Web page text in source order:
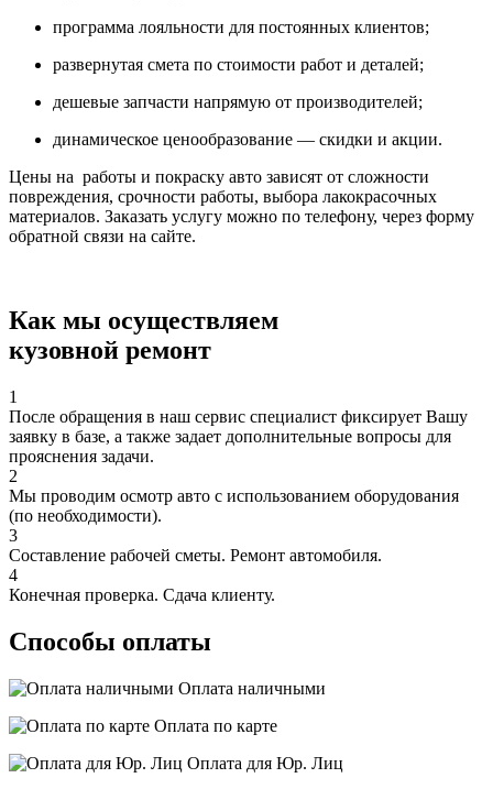
программа лояльности для постоянных клиентов;
развернутая смета по стоимости работ и деталей;
дешевые запчасти напрямую от производителей;
динамическое ценообразование — скидки и акции.
Цены на работы и покраску авто зависят от сложности
повреждения, срочности работы, выбора лакокрасочных
материалов. Заказать услугу можно по телефону, через форму
обратной связи на сайте.
Как мы осуществляем
кузовной ремонт
1
После обращения в наш сервис специалист фиксирует Вашу
заявку в базе, а также задает дополнительные вопросы для
прояснения задачи.
2
Мы проводим осмотр авто с использованием оборудования
(по необходимости).
3
Составление рабочей сметы. Ремонт автомобиля.
4
Конечная проверка. Сдача клиенту.
Способы оплаты
Оплата наличными
Оплата по карте
Оплата для Юр. Лиц